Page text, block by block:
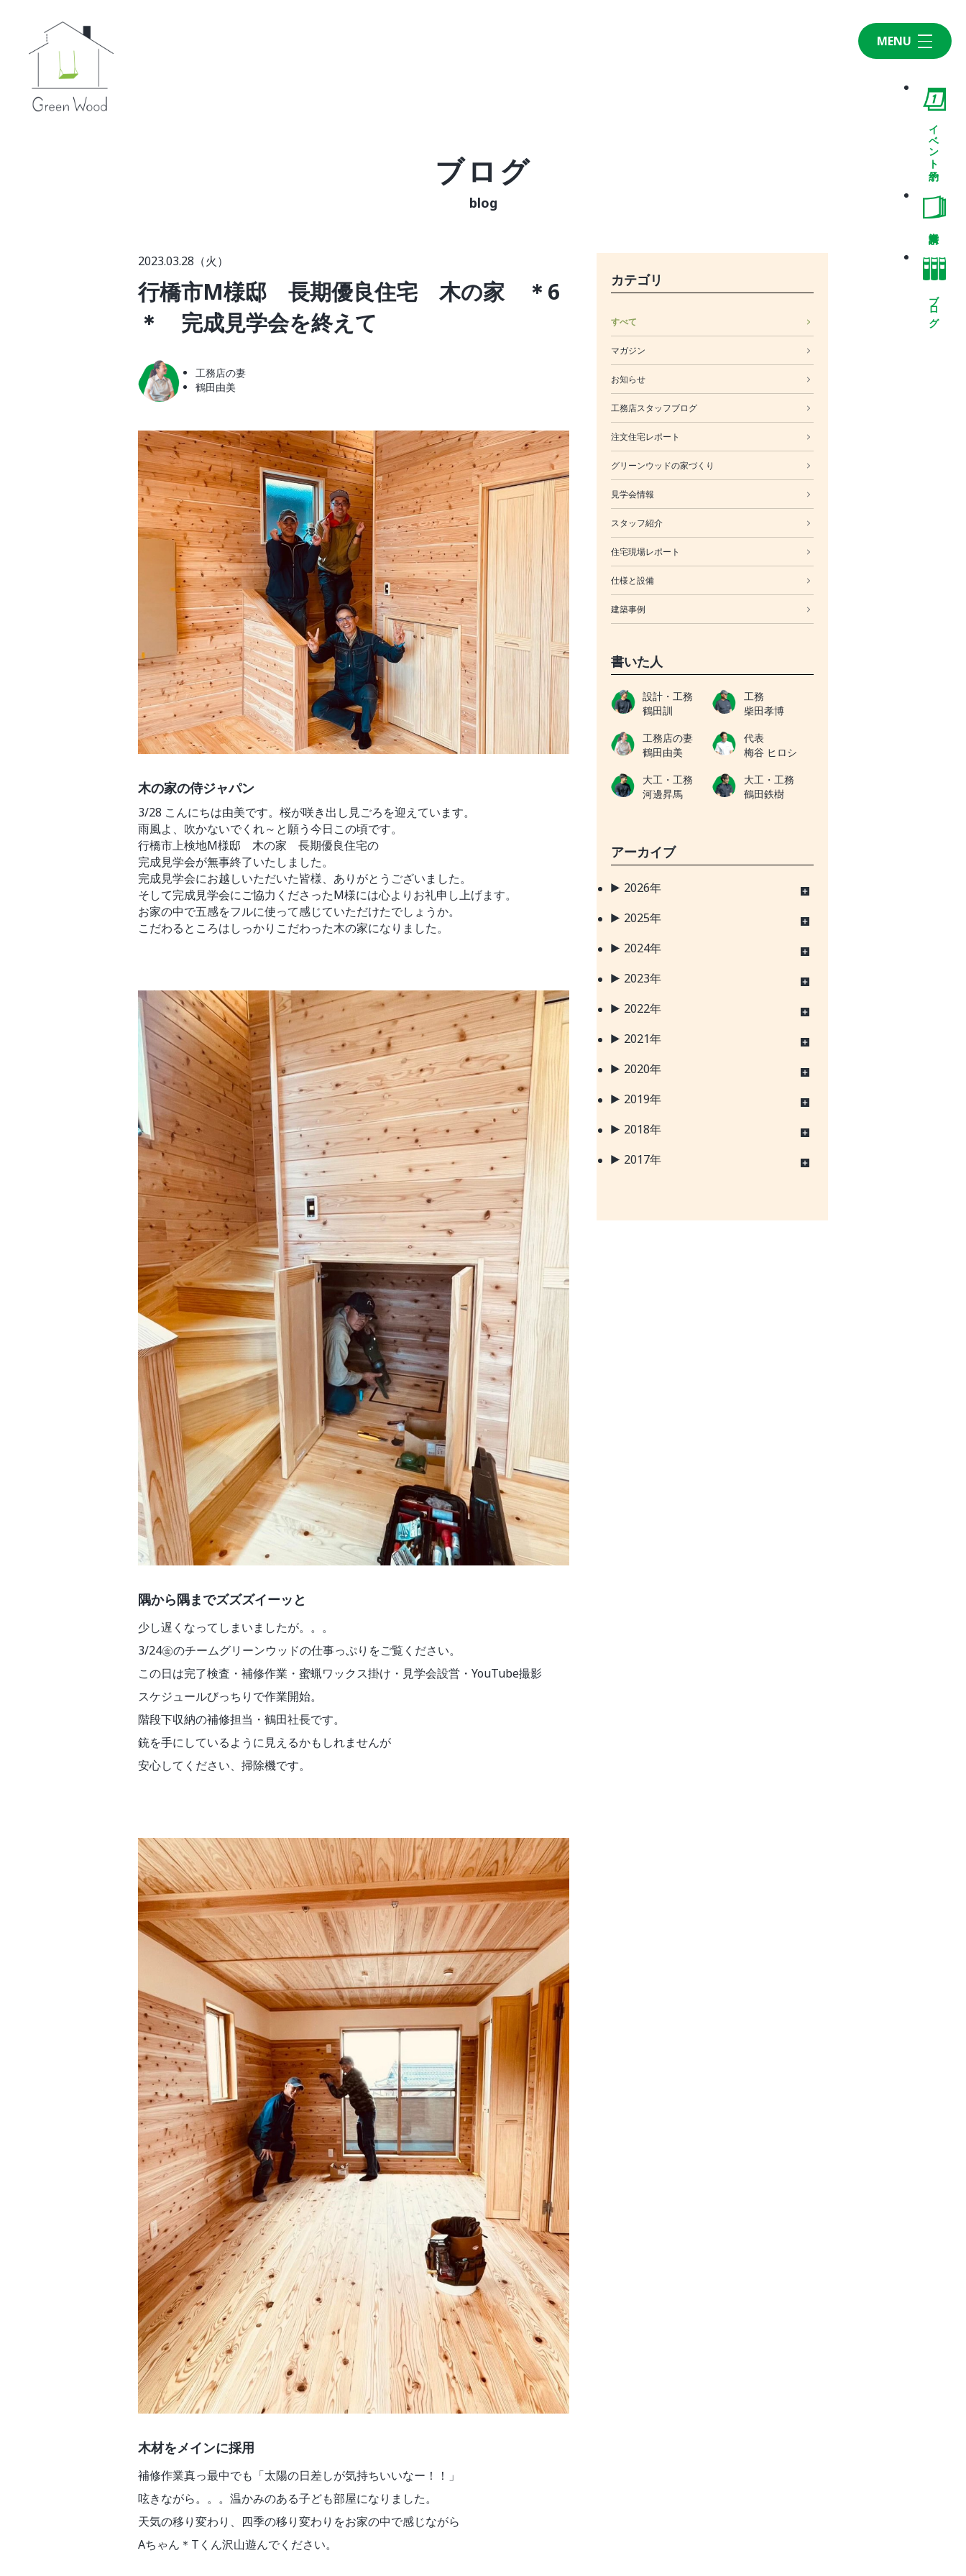
MENU
ABOUT
ブログ
お問い合わせ・資料請求
イベント予約
ブログ
ブログ
blog
2023.03.28（火）
行橋市M様邸 長期優良住宅 木の家 ＊6
＊ 完成見学会を終えて
工務店の妻
鶴田由美
木の家の侍ジャパン
3/28 こんにちは由美です。桜が咲き出し見ごろを迎えています。
雨風よ、吹かないでくれ～と願う今日この頃です。
行橋市上検地M様邸 木の家 長期優良住宅の
完成見学会が無事終了いたしました。
完成見学会にお越しいただいた皆様、ありがとうございました。
そして完成見学会にご協力くださったM様には心よりお礼申し上げます。
お家の中で五感をフルに使って感じていただけたでしょうか。
こだわるところはしっかりこだわった木の家になりました。
隅から隅までズズズイーッと
少し遅くなってしまいましたが。。。
3/24㊎のチームグリーンウッドの仕事っぷりをご覧ください。
この日は完了検査・補修作業・蜜蝋ワックス掛け・見学会設営・YouTube撮影
スケジュールびっちりで作業開始。
階段下収納の補修担当・鶴田社長です。
銃を手にしているように見えるかもしれませんが
安心してください、掃除機です。
木材をメインに採用
補修作業真っ最中でも「太陽の日差しが気持ちいいなー！！」
呟きながら。。。温かみのある子ども部屋になりました。
天気の移り変わり、四季の移り変わりをお家の中で感じながら
Aちゃん＊Tくん沢山遊んでください。
カテゴリ
すべて
マガジン
お知らせ
工務店スタッフブログ
注文住宅レポート
グリーンウッドの家づくり
見学会情報
スタッフ紹介
住宅現場レポート
仕様と設備
建築事例
書いた人
設計・工務
鶴田訓
工務
柴田孝博
工務店の妻
鶴田由美
代表
梅谷 ヒロシ
大工・工務
河邊昇馬
大工・工務
鶴田鉄樹
アーカイブ
2026年
2025年
2024年
2023年
2022年
2021年
2020年
2019年
2018年
2017年